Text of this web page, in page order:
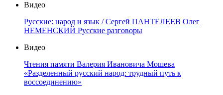
Видео
Русские: народ и язык / Сергей ПАНТЕЛЕЕВ Олег
НЕМЕНСКИЙ Русские разговоры
Видео
Чтения памяти Валерия Ивановича Мошева
«Разделенный русский народ: трудный путь к
воссоединению»